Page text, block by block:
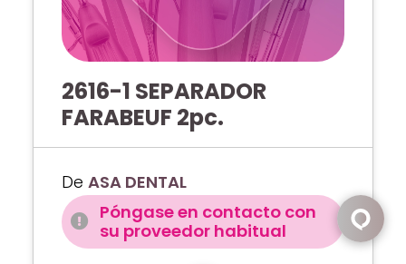
2616-1 SEPARADOR
FARABEUF 2pc.
DeASA DENTAL
Póngase en contacto con
su proveedor habitual